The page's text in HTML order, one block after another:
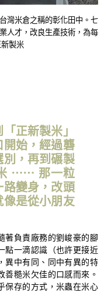
灣米倉之稱的彰化田中。七
人才，改良生產技術，為每
製米
正新製米」
開始，經過礱
別，再到碾製
⋯⋯ 那一粒
變身，改頭
是從小朋友
著負責廠務的劉峻豪的腳
點一滴認識（也許更接近
異中有同、同中有異的特
善糙米欠佳的口感而來。
保存的方式，米蟲在米心